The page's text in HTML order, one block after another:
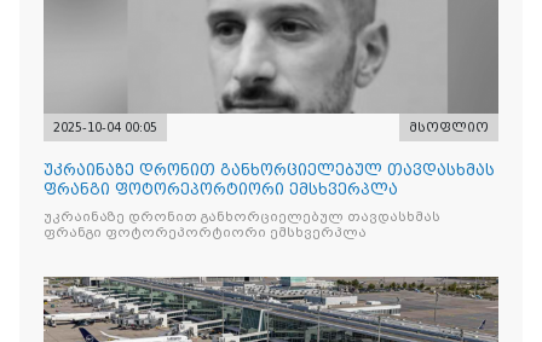
2025-10-04 00:05 მსოფლიო
უკრაინაზე დრონით განხორციელებულ თავდასხმას
ფრანგი ფოტორეპორტიორი ემსხვერპლა
უკრაინაზე დრონით განხორციელებულ თავდასხმას
ფრანგი ფოტორეპორტიორი ემსხვერპლა